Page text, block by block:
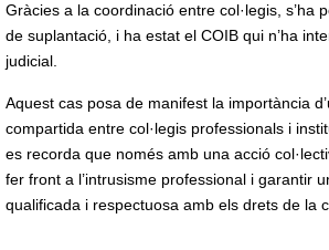
Gràcies a la coordinació entre col·legis, s’ha
de suplantació, i ha estat el COIB qui n’ha
judicial.
Aquest cas posa de manifest la importància
compartida entre col·legis professionals i
es recorda que només amb una acció
fer front a l’intrusisme professional i garantir
qualificada i respectuosa amb els drets de la